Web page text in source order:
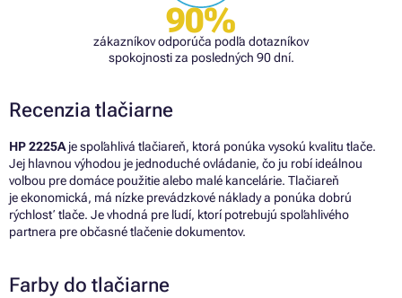
90%
zákazníkov odporúča podľa dotazníkov
spokojnosti za posledných 90 dní.
Recenzia tlačiarne
HP 2225Aje spoľahlivá tlačiareň, ktorá ponúka vysokú kvalitu tlače.
Jej hlavnou výhodou je jednoduché ovládanie, čo ju robí ideálnou
voľbou pre domáce použitie alebo malé kancelárie. Tlačiareň
je ekonomická, má nízke prevádzkové náklady a ponúka dobrú
rýchlosť tlače. Je vhodná pre ľudí, ktorí potrebujú spoľahlivého
partnera pre občasné tlačenie dokumentov.
Farby do tlačiarne